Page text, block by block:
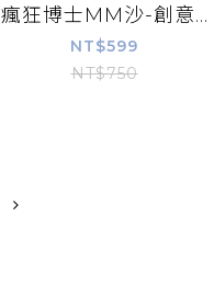
瘋狂博士MM沙-創意...
NT$599
NT$750